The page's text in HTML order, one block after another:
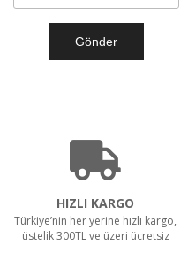
SR 1601 B Akülü
HIZLI KARGO
Türkiye’nin her yerine hızlı kargo,
üstelik 300TL ve üzeri ücretsiz